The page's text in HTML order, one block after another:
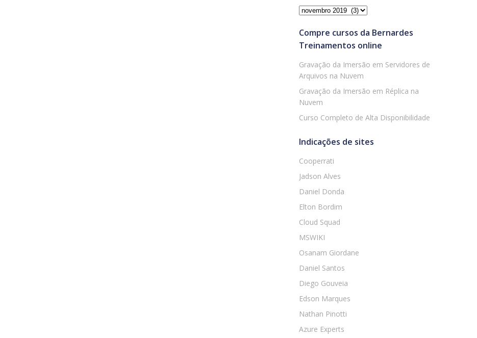
Arquivo
Compre cursos da Bernardes
Treinamentos online
Gravação da Imersão em Servidores de
Arquivos na Nuvem
Gravação da Imersão em Réplica na
Nuvem
Curso Completo de Alta Disponibilidade
Indicações de sites
Cooperrati
Jadson Alves
Daniel Donda
Elton Bordim
Cloud Squad
MSWIKI
Osanam Giordane
Daniel Santos
Diego Gouveia
Edson Marques
Nathan Pinotti
Azure Experts